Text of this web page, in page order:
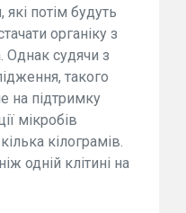
потім будуть
органіку з
Однак судячи з
такого
на підтримку
мікробів
кілограмів.
одній клітині на